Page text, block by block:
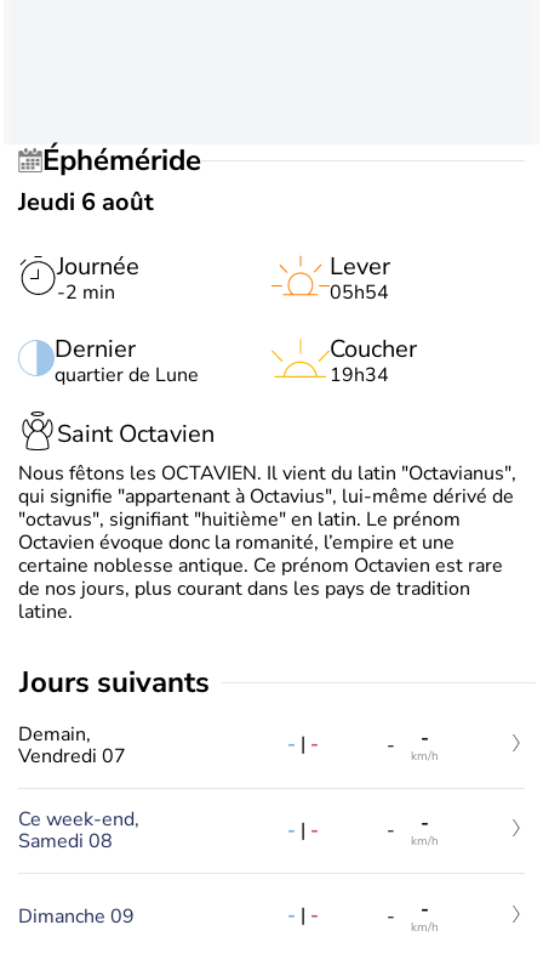
Éphéméride
Jeudi 6 août
Journée
-2 min
Dernier
quartier de Lune
Lever
05h54
Coucher
19h34
Saint Octavien
Nous fêtons les OCTAVIEN. Il vient du latin "Octavianus",
qui signifie "appartenant à Octavius", lui-même dérivé de
"octavus", signifiant "huitième" en latin. Le prénom
Octavien évoque donc la romanité, l’empire et une
certaine noblesse antique. Ce prénom Octavien est rare
de nos jours, plus courant dans les pays de tradition
latine.
jours suivants
Demain,
Vendredi 07
- | - - -
km/h
Ce week-end,
Samedi 08
- | - - -
km/h
Dimanche 09 - | - - -
km/h